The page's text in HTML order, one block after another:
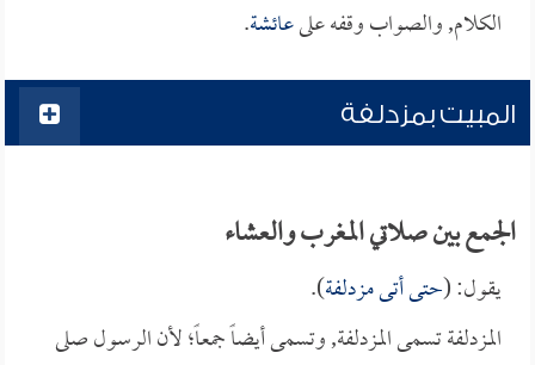
الكلام, والصواب وقفه علىعائشة.
المبيت بمزدلفة
الجمع بين صلاتي المغرب والعشاء
يقول: (حتى أتى مزدلفة).
المزدلفة تسمى المزدلفة, وتسمى أيضاً جمعاً؛ لأن الرسول صلى